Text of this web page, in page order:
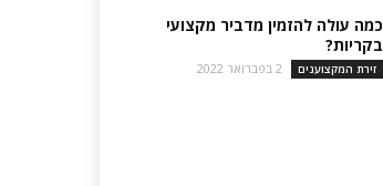
כמה עולה להזמין מדביר מקצועי
בקריות?
זירת המקצוענים 2 בפברואר 2022